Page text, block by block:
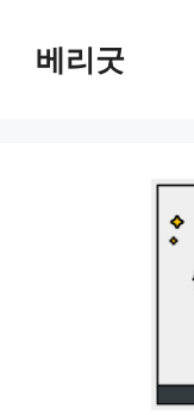
베리굿